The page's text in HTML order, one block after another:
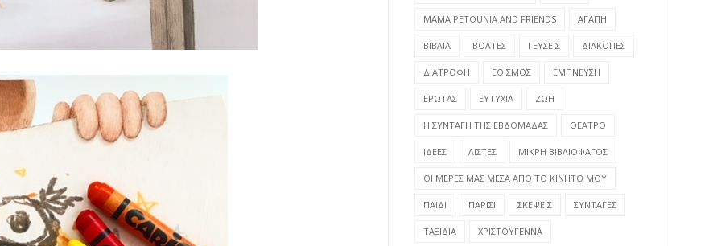
MAMA PETOUNIA AND FRIENDS ΑΓΑΠΗ
ΒΙΒΛΙΑ ΒΟΛΤΕΣ ΓΕΥΣΕΙΣ ΔΙΑΚΟΠΕΣ
ΔΙΑΤΡΟΦΗ ΕΘΙΣΜΟΣ ΕΜΠΝΕΥΣΗ
ΕΡΩΤΑΣ ΕΥΤΥΧΙΑ ΖΩΗ
Η ΣΥΝΤΑΓΗ ΤΗΣ ΕΒΔΟΜΑΔΑΣ ΘΕΑΤΡΟ
ΙΔΕΕΣ ΛΙΣΤΕΣ ΜΙΚΡΗ ΒΙΒΛΙΟΦΑΓΟΣ
ΟΙ ΜΕΡΕΣ ΜΑΣ ΜΕΣΑ ΑΠΟ ΤΟ ΚΙΝΗΤΟ ΜΟΥ
ΠΑΙΔΙ ΠΑΡΙΣΙ ΣΚΕΨΕΙΣ ΣΥΝΤΑΓΕΣ
ΤΑΞΙΔΙΑ ΧΡΙΣΤΟΥΓΕΝΝΑ